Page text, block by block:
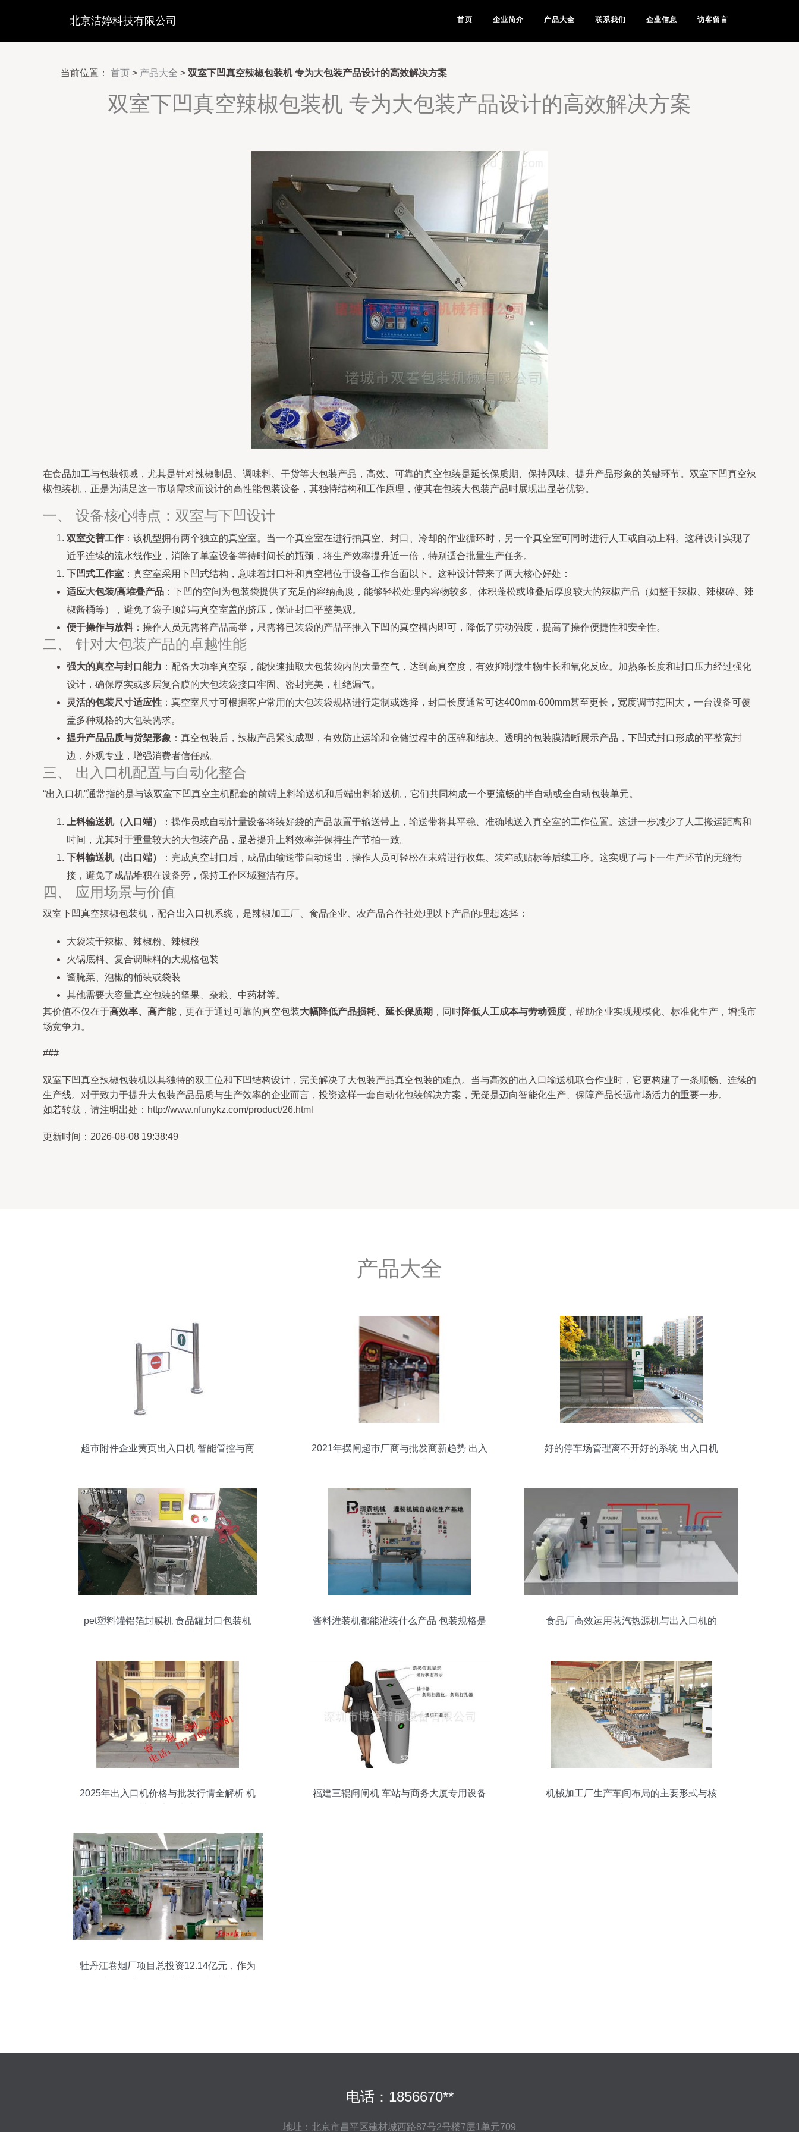
北京洁婷科技有限公司 首页 企业简介 产品大全 联系我们 企业信息 访客留言
当前位置： 首页 > 产品大全 > 双室下凹真空辣椒包装机 专为大包装产品设计的高效解决方案
双室下凹真空辣椒包装机 专为大包装产品设计的高效解决方案
在食品加工与包装领域，尤其是针对辣椒制品、调味料、干货等大包装产品，高效、可靠的真空包装是延长保质期、保持风味、提升产品形象的关键环节。双室下凹真空辣
椒包装机，正是为满足这一市场需求而设计的高性能包装设备，其独特结构和工作原理，使其在包装大包装产品时展现出显著优势。
一、 设备核心特点：双室与下凹设计
双室交替工作 ：该机型拥有两个独立的真空室。当一个真空室在进行抽真空、封口、冷却的作业循环时，另一个真空室可同时进行人工或自动上料。这种设计实现了
近乎连续的流水线作业，消除了单室设备等待时间长的瓶颈，将生产效率提升近一倍，特别适合批量生产任务。
下凹式工作室 ：真空室采用下凹式结构，意味着封口杆和真空槽位于设备工作台面以下。这种设计带来了两大核心好处：
适应大包装/高堆叠产品 ：下凹的空间为包装袋提供了充足的容纳高度，能够轻松处理内容物较多、体积蓬松或堆叠后厚度较大的辣椒产品（如整干辣椒、辣椒碎、辣
椒酱桶等），避免了袋子顶部与真空室盖的挤压，保证封口平整美观。
便于操作与放料：操作人员无需将产品高举，只需将已装袋的产品平推入下凹的真空槽内即可，降低了劳动强度，提高了操作便捷性和安全性。
二、 针对大包装产品的卓越性能
强大的真空与封口能力 ：配备大功率真空泵，能快速抽取大包装袋内的大量空气，达到高真空度，有效抑制微生物生长和氧化反应。加热条长度和封口压力经过强化
设计，确保厚实或多层复合膜的大包装袋接口牢固、密封完美，杜绝漏气。
灵活的包装尺寸适应性 ：真空室尺寸可根据客户常用的大包装袋规格进行定制或选择，封口长度通常可达400mm-600mm甚至更长，宽度调节范围大，一台设备可覆
盖多种规格的大包装需求。
提升产品品质与货架形象 ：真空包装后，辣椒产品紧实成型，有效防止运输和仓储过程中的压碎和结块。透明的包装膜清晰展示产品，下凹式封口形成的平整宽封
边，外观专业，增强消费者信任感。
三、 出入口机配置与自动化整合
“出入口机”通常指的是与该双室下凹真空主机配套的前端上料输送机和后端出料输送机，它们共同构成一个更流畅的半自动或全自动包装单元。
上料输送机（入口端）
：操作员或自动计量设备将装好袋的产品放置于输送带上，输送带将其平稳、准确地送入真空室的工作位置。这进一步减少了人工搬运距离和
时间，尤其对于重量较大的大包装产品，显著提升上料效率并保持生产节拍一致。
下料输送机（出口端）
：完成真空封口后，成品由输送带自动送出，操作人员可轻松在末端进行收集、装箱或贴标等后续工序。这实现了与下一生产环节的无缝衔
接，避免了成品堆积在设备旁，保持工作区域整洁有序。
四、 应用场景与价值
双室下凹真空辣椒包装机，配合出入口机系统，是辣椒加工厂、食品企业、农产品合作社处理以下产品的理想选择：
大袋装干辣椒、辣椒粉、辣椒段
火锅底料、复合调味料的大规格包装
酱腌菜、泡椒的桶装或袋装
其他需要大容量真空包装的坚果、杂粮、中药材等。
其价值不仅在于高效率、高产能，更在于通过可靠的真空包装大幅降低产品损耗、延长保质期 ，同时降低人工成本与劳动强度 ，帮助企业实现规模化、标准化生产，增强市
场竞争力。
###
双室下凹真空辣椒包装机以其独特的双工位和下凹结构设计，完美解决了大包装产品真空包装的难点。当与高效的出入口输送机联合作业时，它更构建了一条顺畅、连续的
生产线。对于致力于提升大包装产品品质与生产效率的企业而言，投资这样一套自动化包装解决方案，无疑是迈向智能化生产、保障产品长远市场活力的重要一步。
如若转载，请注明出处：http://www.nfunykz.com/product/26.html
更新时间：2026-08-08 19:38:49
产品大全
超市附件企业黄页出入口机 智能管控与商
2021年摆闸超市厂商与批发商新趋势 出入
好的停车场管理离不开好的系统 出入口机
pet塑料罐铝箔封膜机 食品罐封口包装机
酱料灌装机都能灌装什么产品 包装规格是
食品厂高效运用蒸汽热源机与出入口机的
2025年出入口机价格与批发行情全解析 机
福建三辊闸闸机 车站与商务大厦专用设备
机械加工厂生产车间布局的主要形式与核
牡丹江卷烟厂项目总投资12.14亿元，作为
电话：1856670**
地址：北京市昌平区建材城西路87号2号楼7层1单元709